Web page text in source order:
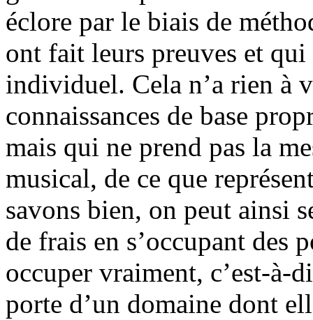
éclore par le biais de
ont fait leurs preuves et
individuel. Cela n’a rien à
connaissances de base
mais qui ne prend pas la
musical, de ce que
savons bien, on peut ainsi
de frais en s’occupant des
occuper vraiment, c’est-à-
porte d’un domaine dont